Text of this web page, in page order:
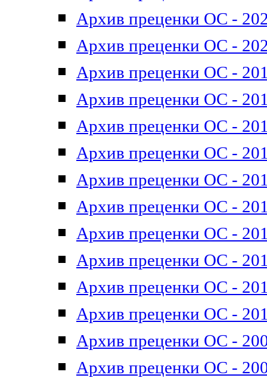
Архив преценки ОС -
Архив преценки ОС -
Архив преценки ОС -
Архив преценки ОС -
Архив преценки ОС -
Архив преценки ОС -
Архив преценки ОС -
Архив преценки ОС -
Архив преценки ОС -
Архив преценки ОС -
Архив преценки ОС -
Архив преценки ОС -
Архив преценки ОС -
Архив преценки ОС -